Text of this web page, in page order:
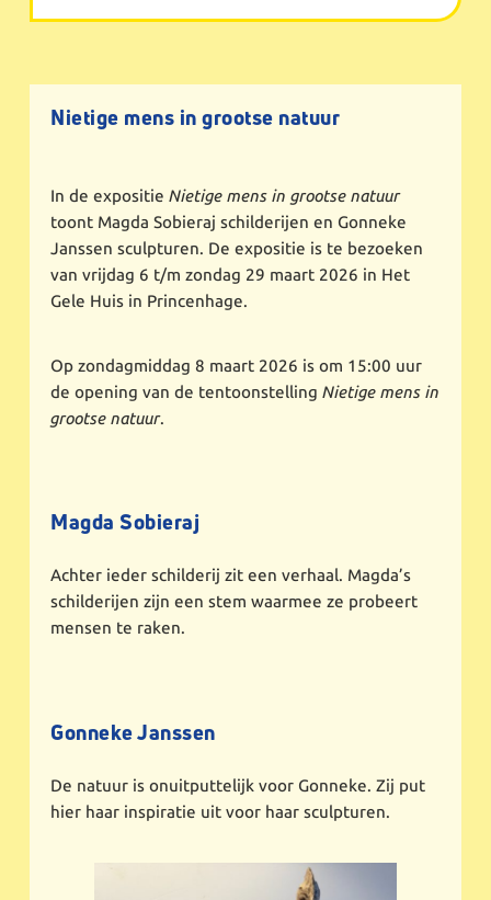
Nietige mens in grootse natuur
In de expositieNietige mens in grootse natuur
toont Magda Sobieraj schilderijen en Gonneke
Janssen sculpturen. De expositie is te bezoeken
van vrijdag 6 t/m zondag 29 maart 2026 in Het
Gele Huis in Princenhage.
Op zondagmiddag 8 maart 2026 is om 15:00 uur
de opening van de tentoonstellingNietige mens in
grootse natuur.
Magda Sobieraj
Achter ieder schilderij zit een verhaal. Magda’s
schilderijen zijn een stem waarmee ze probeert
mensen te raken.
Gonneke Janssen
De natuur is onuitputtelijk voor Gonneke. Zij put
hier haar inspiratie uit voor haar sculpturen.